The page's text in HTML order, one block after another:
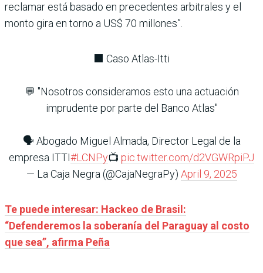
reclamar está basado en precedentes arbitrales y el
monto gira en torno a US$ 70 millones”.
⬛ Caso Atlas-Itti
💬 "Nosotros consideramos esto una actuación
imprudente por parte del Banco Atlas"
🗣️ Abogado Miguel Almada, Director Legal de la
empresa ITTI#LCNPy📺 pic.twitter.com/d2VGWRpiPJ
— La Caja Negra (@CajaNegraPy) April 9, 2025
Te puede interesar: Hackeo de Brasil:
“Defenderemos la soberanía del Paraguay al costo
que sea”, afirma Peña